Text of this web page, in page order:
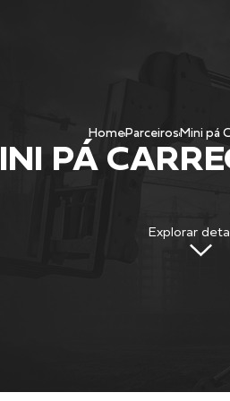
HomeParceirosMini pá
PÁ
Explorar